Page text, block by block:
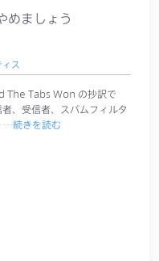
めましょう
ス
The Tabs Won の抄訳で
受信者、スパムフィルタ
…続きを読む